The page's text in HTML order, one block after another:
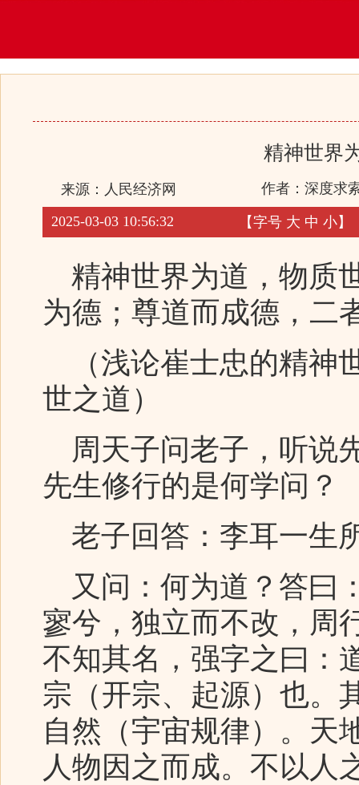
精神世界
来源： 人民经济网 作者：深度求
2025-03-03 10:56:32 【字号 大 中 小】
精神世界为道，物质
为德；尊道而成德，二
（浅论崔士忠的精神
世之道）
周天子问老子，听说
先生修行的是何学问？
老子回答：李耳一生
又问：何为道？答曰
寥兮，独立而不改，周
不知其名，强字之曰：
宗（开宗、起源）也。
自然（宇宙规律）。天
人物因之而成。不以人